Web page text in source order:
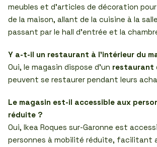
meubles et d’articles de décoration
de la maison, allant de la cuisine à la
passant par le hall d’entrée et la
Y a-t-il un restaurant à l’intérieur du
Oui, le magasin dispose d’un restaurant
peuvent se restaurer pendant leurs
Le magasin est-il accessible aux
réduite ?
Oui, Ikea Roques sur-Garonne est
personnes à mobilité réduite, facilitant